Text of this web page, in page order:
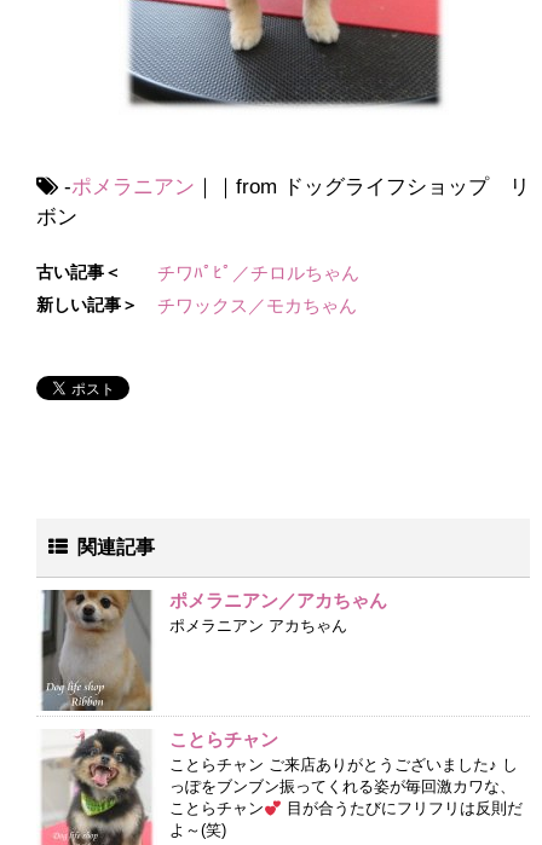
-ポメラニアン ｜｜from ドッグライフショップ リ
ボン
古い記事＜ チワﾊﾟﾋﾟ／チロルちゃん
新しい記事＞ チワックス／モカちゃん
関連記事
ポメラニアン／アカちゃん
ポメラニアン アカちゃん
ことらチャン
ことらチャン ご来店ありがとうございました♪ し
っぽをブンブン振ってくれる姿が毎回激カワな、
ことらチャン
目が合うたびにフリフリは反則だ
よ～(笑)